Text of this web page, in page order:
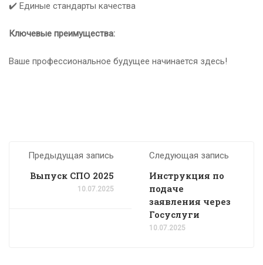
✔️ Единые стандарты качества
Ключевые преимущества:
Ваше профессиональное будущее начинается здесь!
Предыдущая запись
Выпуск СПО 2025
10.07.2025
Следующая запись
Инструкция по
подаче
заявления через
Госуслуги
10.07.2025